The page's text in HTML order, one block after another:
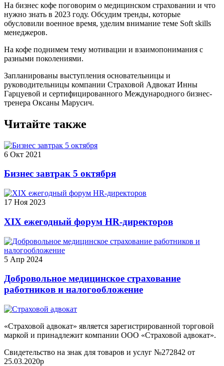
На бизнес кофе поговорим о медицинском страховании и что
нужно знать в 2023 году. Обсудим тренды, которые
обусловили военное время, уделим внимание теме Soft skills
менеджеров.
На кофе поднимем тему мотивации и взаимопонимания с
разными поколениями.
Запланированы выступления основательницы и
руководительницы компании Страховой Адвокат Инны
Гарцуевой и сертифицированного Международного бизнес-
тренера Оксаны Марусич.
Читайте также
6 Окт 2021
Бизнес завтрак 5 октября
17 Ноя 2023
ХIХ ежегодный форум HR-директоров
5 Апр 2024
Добровольное медицинское страхование
работников и налогообложение
«Страховой адвокат» является зарегистрированной торговой
маркой и принадлежит компании ООО «Страховой адвокат».
Свидетельство на знак для товаров и услуг №272842 от
25.03.2020р